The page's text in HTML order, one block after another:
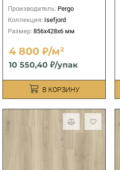
Производитель: Pergo
Коллекция: Isefjord
Размер: 856x428x6 мм
4 800 ₽/м²
10 550,40 ₽/упак
В КОРЗИНУ